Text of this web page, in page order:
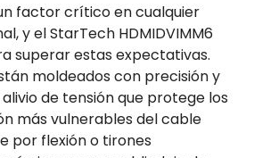
factor crítico en cualquier
y el StarTech HDMIDVIMM6
superar estas expectativas.
moldeados con precisión y
de tensión que protege los
más vulnerables del cable
por flexión o tirones